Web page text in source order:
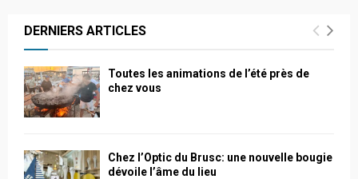
DERNIERS ARTICLES
Toutes les animations de l’été près de
chez vous
Chez l’Optic du Brusc: une nouvelle bougie
dévoile l’âme du lieu